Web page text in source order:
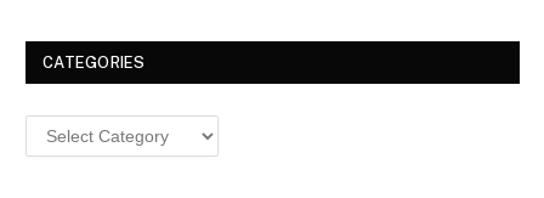
CATEGORIES
Categories